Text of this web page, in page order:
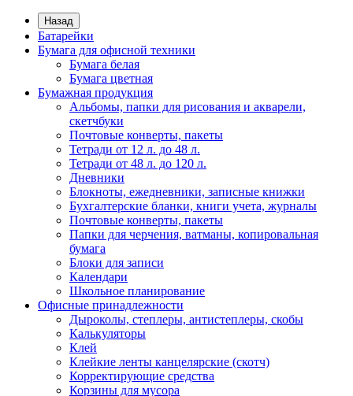
Назад
Батарейки
Бумага для офисной техники
Бумага белая
Бумага цветная
Бумажная продукция
Альбомы, папки для рисования и акварели,
скетчбуки
Почтовые конверты, пакеты
Тетради от 12 л. до 48 л.
Тетради от 48 л. до 120 л.
Дневники
Блокноты, ежедневники, записные книжки
Бухгалтерские бланки, книги учета, журналы
Почтовые конверты, пакеты
Папки для черчения, ватманы, копировальная
бумага
Блоки для записи
Календари
Школьное планирование
Офисные принадлежности
Дыроколы, степлеры, антистеплеры, скобы
Калькуляторы
Клей
Клейкие ленты канцелярские (скотч)
Корректирующие средства
Корзины для мусора